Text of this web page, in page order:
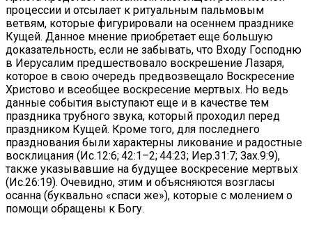
процессии и отсылает к ритуальным пальмовым
ветвям, которые фигурировали на осеннем празднике
Кущей. Данное мнение приобретает еще большую
доказательность, если не забывать, что Входу Господню
в Иерусалим предшествовало воскрешение Лазаря,
которое в свою очередь предвозвещало Воскресение
Христово и всеобщее воскресение мертвых. Но ведь
данные события выступают еще и в качестве тем
праздника трубного звука, который проходил перед
праздником Кущей. Кроме того, для последнего
празднования были характерны ликование и радостные
восклицания (Ис.12:6; 42:1–2; 44:23; Иер.31:7; Зах.9:9),
также указывавшие на будущее воскресение мертвых
(Ис.26:19). Очевидно, этим и объясняются возгласы
осанна (буквально «спаси же»), которые с молением о
помощи обращены к Богу.